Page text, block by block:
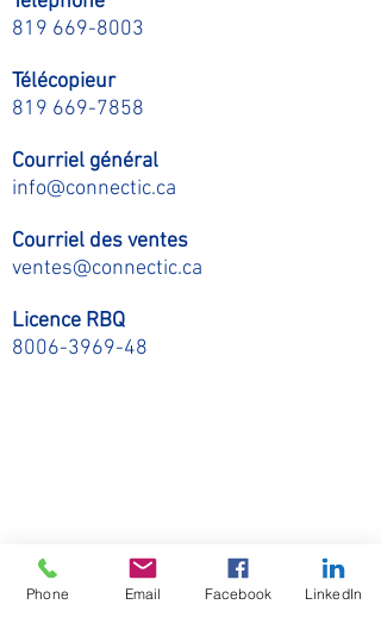
819 669-8003
Télécopieur
819 669-7858
Courriel général
info@connectic.ca
Courriel des ventes
ventes@connectic.ca
Licence RBQ
8006-3969-48
Phone Email Facebook LinkedIn